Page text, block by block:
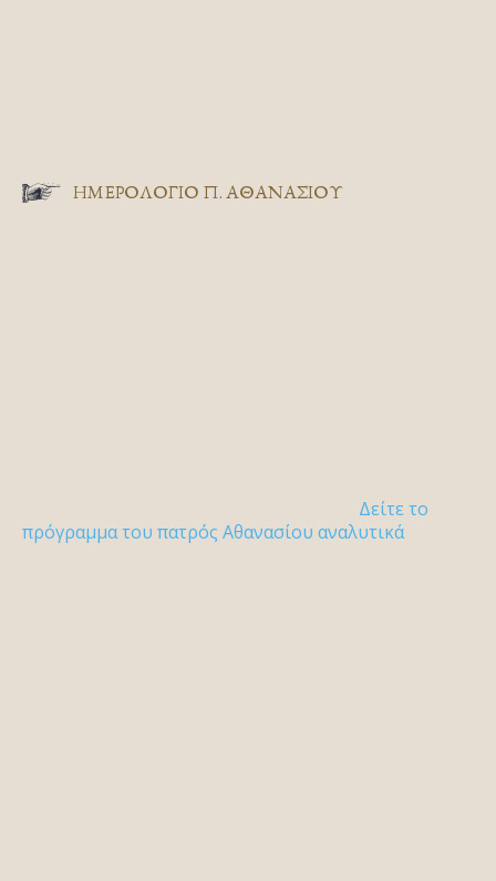
ΗΜΕΡΟΛΟΓΙΟ Π. ΑΘΑΝΑΣΙΟΥ
Δείτε το
πρόγραμμα του πατρός Αθανασίου αναλυτικά